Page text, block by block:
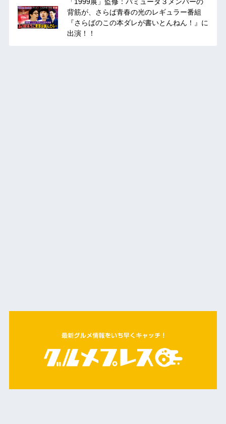
背筋が、さらば青春の光のレギュラー番組
『さらばのこの本ダレが書いとんねん！』に
出演！！